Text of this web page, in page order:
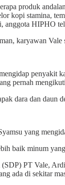
produk
kopi stamina,
anggota HIPHO
karyawan
penyakit
pernah
dara dan daun
yang
baik minum
PT Vale,
ada di sekitar